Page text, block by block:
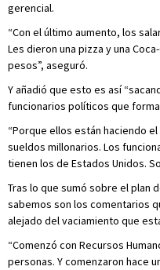
gerencial.
“Con el último aumento, los
Les dieron una pizza y una
pesos”, aseguró.
Y añadió que esto es así
funcionarios políticos que
“Porque ellos están haciendo
sueldos millonarios. Los
tienen los de Estados Unidos.
Tras lo que sumó sobre el plan
sabemos son los comentarios
alejado del vaciamiento que
“Comenzó con Recursos
personas. Y comenzaron hace